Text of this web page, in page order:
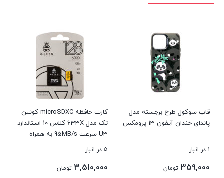
قاب سوکول طرح برجسته مدل
پاندای خندان آیفون 13 پرومکس
1 در انبار
359,000 تومان
کارت حافظه microSDXC کوئین
تک مدل 633X کلاس 10 استاندارد
U3 سرعت 95MB/s به همراه
آداپتور ظرفیت 128 گیگابایت5 در انبار
3,510,000 تومان